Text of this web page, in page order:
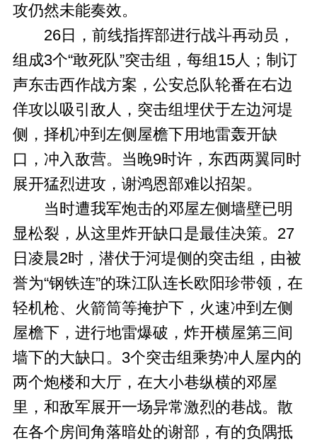
攻仍然未能奏效。
26日，前线指挥部进行战斗再动员，
组成3个“敢死队”突击组，每组15人；制订
声东击西作战方案，公安总队轮番在右边
佯攻以吸引敌人，突击组埋伏于左边河堤
侧，择机冲到左侧屋檐下用地雷轰开缺
口，冲入敌营。当晚9时许，东西两翼同时
展开猛烈进攻，谢鸿恩部难以招架。
当时遭我军炮击的邓屋左侧墙壁已明
显松裂，从这里炸开缺口是最佳决策。27
日凌晨2时，潜伏于河堤侧的突击组，由被
誉为“钢铁连”的珠江队连长欧阳珍带领，在
轻机枪、火箭筒等掩护下，火速冲到左侧
屋檐下，进行地雷爆破，炸开横屋第三间
墙下的大缺口。3个突击组乘势冲人屋内的
两个炮楼和大厅，在大小巷纵横的邓屋
里，和敌军展开一场异常激烈的巷战。散
在各个房间角落暗处的谢部，有的负隅抵